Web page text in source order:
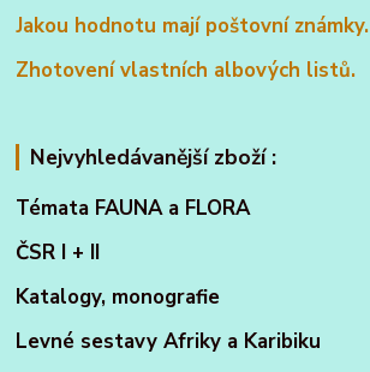
Jakou hodnotu mají poštovní známky.
Zhotovení vlastních albových listů.
Nejvyhledávanější zboží :
Témata FAUNA a FLORA
ČSR I + II
Katalogy, monografie
Levné sestavy Afriky a Karibiku